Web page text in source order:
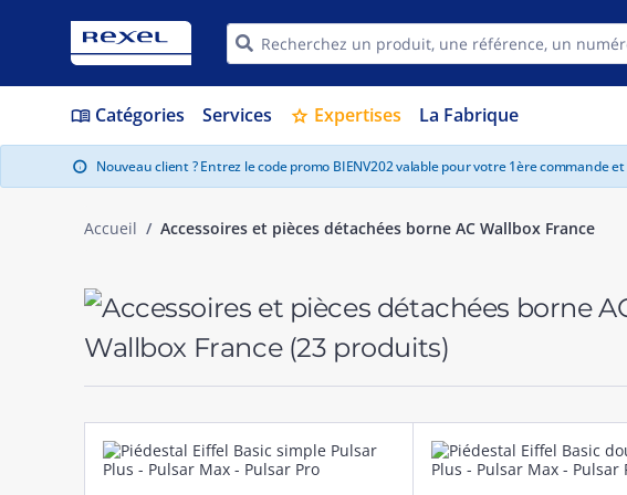
menu_book Catégories Services star Expertises La Fabrique
info Nouveau client ? Entrez le code promo BIENV202 valable pour votre 1ère commande
Accueil Accessoires et pièces détachées borne AC Wallbox France
Wallbox France (23 produits)